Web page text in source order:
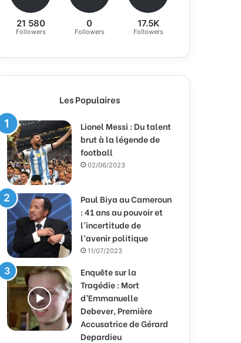
21 580
Followers
0
Followers
17.5K
Followers
Les Populaires
Lionel Messi : Du talent
brut à la légende de
football
02/06/2023
Paul Biya au Cameroun
: 41 ans au pouvoir et
l’incertitude de
l’avenir politique
11/07/2023
Enquête sur la
Tragédie : Mort
d’Emmanuelle
Debever, Première
Accusatrice de Gérard
Depardieu